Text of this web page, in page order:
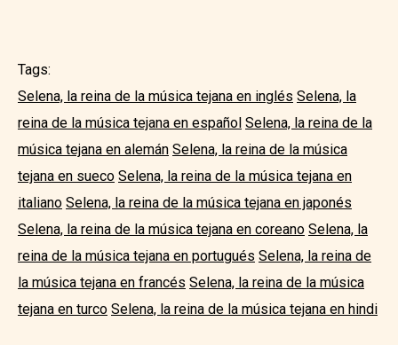
Tags:
Selena, la reina de la música tejana en inglés Selena, la
reina de la música tejana en español Selena, la reina de la
música tejana en alemán Selena, la reina de la música
tejana en sueco Selena, la reina de la música tejana en
italiano Selena, la reina de la música tejana en japonés
Selena, la reina de la música tejana en coreano Selena, la
reina de la música tejana en portugués Selena, la reina de
la música tejana en francés Selena, la reina de la música
tejana en turco Selena, la reina de la música tejana en hindi